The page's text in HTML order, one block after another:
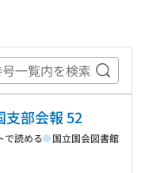
巻号一
支部会報 52
で読める 国立国会図書館